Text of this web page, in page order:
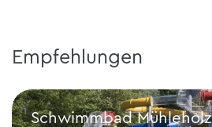
Empfehlungen
Schwimmbad Mühleholz